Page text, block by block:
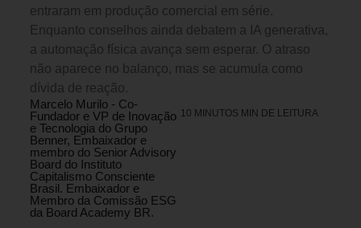
entraram em produção comercial em série.
Enquanto conselhos ainda debatem a IA generativa,
a automação física avança sem esperar. O atraso
não aparece no balanço, mas se acumula como
dívida de reação.
Marcelo Murilo - Co-
Fundador e VP de Inovação
e Tecnologia do Grupo
Benner, Embaixador e
membro do Senior Advisory
Board do Instituto
Capitalismo Consciente
Brasil. Embaixador e
Membro da Comissão ESG
da Board Academy BR.
10 MINUTOS MIN DE LEITURA